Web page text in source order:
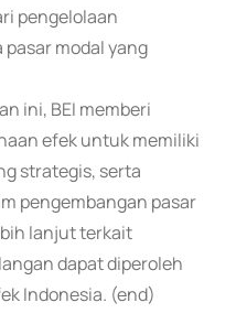
pengelolaan
modal yang
ini, BEI memberi
efek untuk memiliki
strategis, serta
pengembangan pasar
lanjut terkait
dapat diperoleh
Indonesia. (end)